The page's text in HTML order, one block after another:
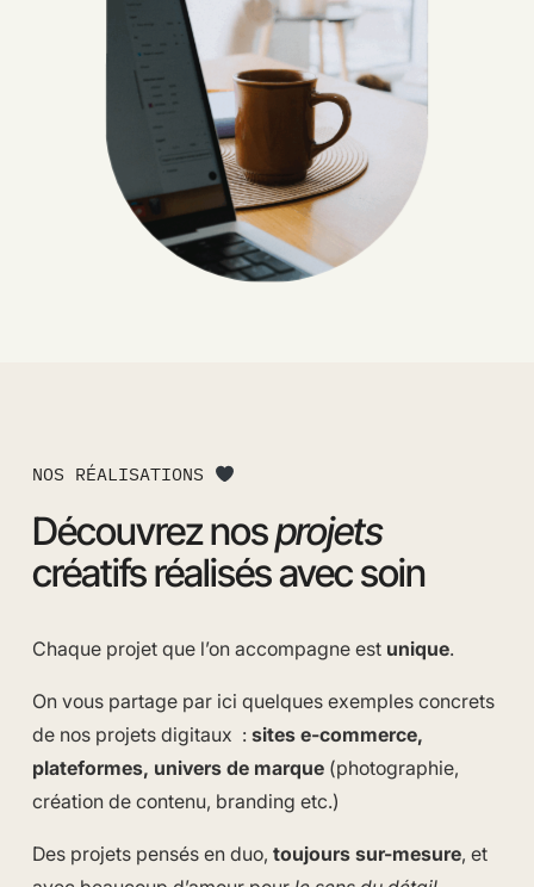
NOS RÉALISATIONS
Découvrez nosprojets
créatifs réalisés avec soin
Chaque projet que l’on accompagne est unique.
On vous partage par ici quelques exemples concrets
de nos projets digitaux : sites e-commerce,
plateformes, univers de marque (photographie,
création de contenu, branding etc.)
Des projets pensés en duo, toujours sur-mesure, et